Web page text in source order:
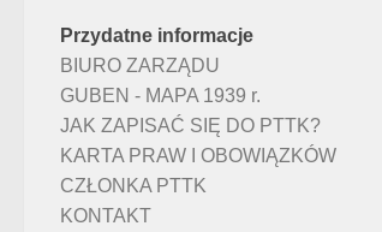
Przydatne informacje
BIURO ZARZĄDU
GUBEN - MAPA 1939 r.
JAK ZAPISAĆ SIĘ DO PTTK?
KARTA PRAW I OBOWIĄZKÓW
CZŁONKA PTTK
KONTAKT